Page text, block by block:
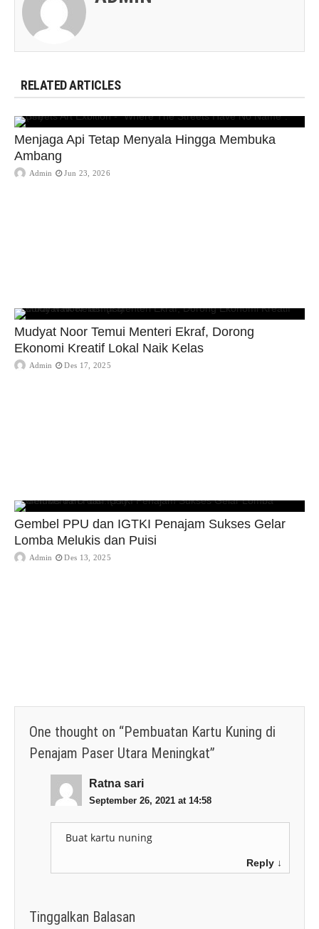
RELATED ARTICLES
Menjaga Api Tetap Menyala Hingga Membuka
Ambang
Admin Jun 23, 2026
Mudyat Noor Temui Menteri Ekraf, Dorong
Ekonomi Kreatif Lokal Naik Kelas
Admin Des 17, 2025
Gembel PPU dan IGTKI Penajam Sukses Gelar
Lomba Melukis dan Puisi
Admin Des 13, 2025
One thought on “Pembuatan Kartu Kuning di
Penajam Paser Utara Meningkat”
Ratna sari
September 26, 2021 at 14:58
Buat kartu nuning
Reply ↓
Tinggalkan Balasan